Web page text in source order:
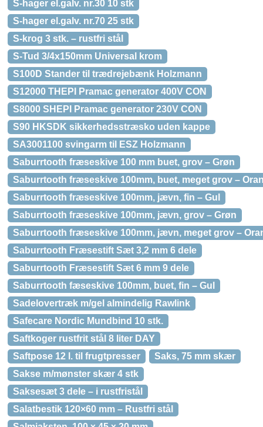
S-hager el.galv. nr.30 10 stk
S-hager el.galv. nr.70 25 stk
S-krog 3 stk. – rustfri stål
S-Tud 3/4x150mm Universal krom
S100D Stander til trædrejebænk Holzmann
S12000 THEPI Pramac generator 400V CON
S8000 SHEPI Pramac generator 230V CON
S90 HKSDK sikkerhedsstræsko uden kappe
SA3001100 svingarm til ESZ Holzmann
Saburrtooth fræseskive 100 mm buet, grov – Grøn
Saburrtooth fræseskive 100mm, buet, meget grov –
Saburrtooth fræseskive 100mm, jævn, fin – Gul
Saburrtooth fræseskive 100mm, jævn, grov – Grøn
Saburrtooth fræseskive 100mm, jævn, meget grov –
Saburrtooth Fræsestift Sæt 3,2 mm 6 dele
Saburrtooth Fræsestift Sæt 6 mm 9 dele
Saburrtooth fæseskive 100mm, buet, fin – Gul
Sadelovertræk m/gel almindelig Rawlink
Safecare Nordic Mundbind 10 stk.
Saftkoger rustfrit stål 8 liter DAY
Saftpose 12 l. til frugtpresser
Saks, 75 mm skær
Sakse m/mønster skær 4 stk
Saksesæt 3 dele – i rustfristål
Salatbestik 120×60 mm – Rustfri stål